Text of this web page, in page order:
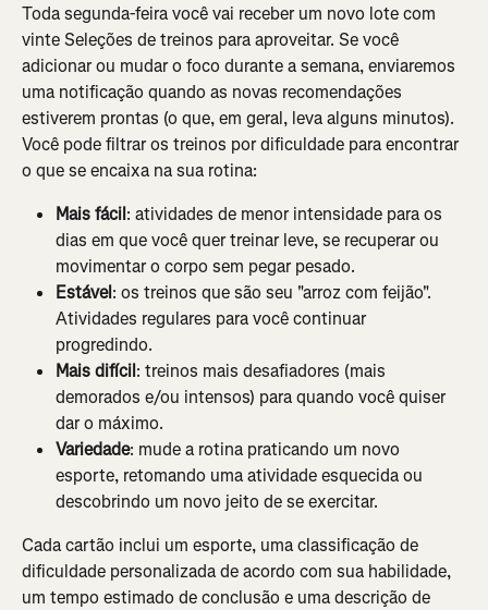
Toda segunda-feira você vai receber um novo lote com
vinte Seleções de treinos para aproveitar. Se você
adicionar ou mudar o foco durante a semana, enviaremos
uma notificação quando as novas recomendações
estiverem prontas (o que, em geral, leva alguns minutos).
Você pode filtrar os treinos por dificuldade para encontrar
o que se encaixa na sua rotina:
Mais fácil: atividades de menor intensidade para os
dias em que você quer treinar leve, se recuperar ou
movimentar o corpo sem pegar pesado.
Estável: os treinos que são seu "arroz com feijão".
Atividades regulares para você continuar
progredindo.
Mais difícil: treinos mais desafiadores (mais
demorados e/ou intensos) para quando você quiser
dar o máximo.
Variedade: mude a rotina praticando um novo
esporte, retomando uma atividade esquecida ou
descobrindo um novo jeito de se exercitar.
Cada cartão inclui um esporte, uma classificação de
dificuldade personalizada de acordo com sua habilidade,
um tempo estimado de conclusão e uma descrição de